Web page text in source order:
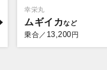
幸栄丸
ムギイカ
乗合／ 13,200 円